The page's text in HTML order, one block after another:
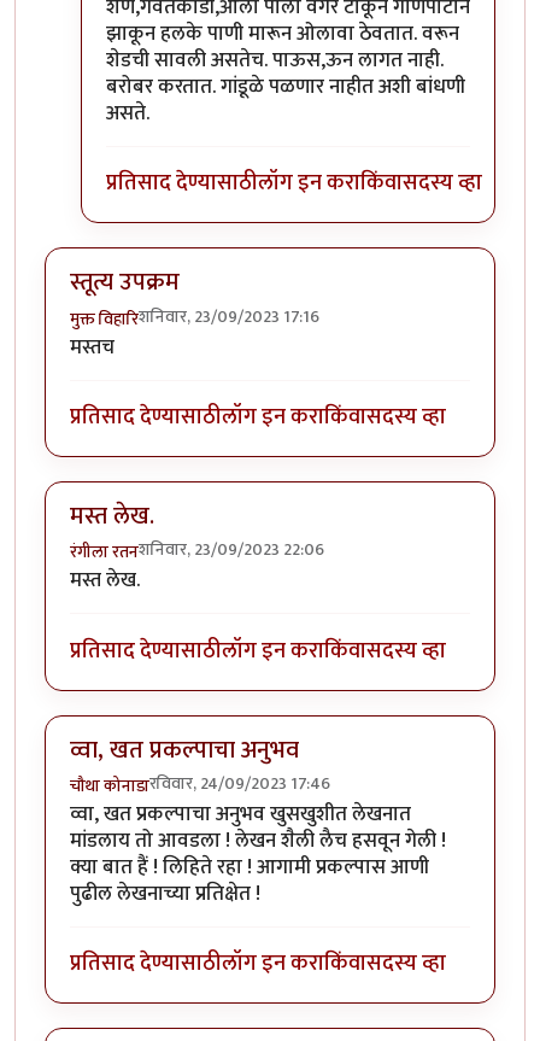
शेण,गवतकाडी,ओला पाला वगैरे टाकून गोणपाटाने
झाकून हलके पाणी मारून ओलावा ठेवतात. वरून
शेडची सावली असतेच. पाऊस,ऊन लागत नाही.
बरोबर करतात. गांडूळे पळणार नाहीत अशी बांधणी
असते.
प्रतिसाद देण्यासाठीलॉग इन कराकिंवासदस्य व्हा
स्तूत्य उपक्रम
मुक्त विहारिशनिवार, 23/09/2023 17:16
मस्तच
प्रतिसाद देण्यासाठीलॉग इन कराकिंवासदस्य व्हा
मस्त लेख.
रंगीला रतनशनिवार, 23/09/2023 22:06
मस्त लेख.
प्रतिसाद देण्यासाठीलॉग इन कराकिंवासदस्य व्हा
व्वा, खत प्रकल्पाचा अनुभव
चौथा कोनाडारविवार, 24/09/2023 17:46
व्वा, खत प्रकल्पाचा अनुभव खुसखुशीत लेखनात
मांडलाय तो आवडला ! लेखन शैली लैच हसवून गेली !
क्या बात हैं ! लिहिते रहा ! आगामी प्रकल्पास आणी
पुढील लेखनाच्या प्रतिक्षेत !
प्रतिसाद देण्यासाठीलॉग इन कराकिंवासदस्य व्हा